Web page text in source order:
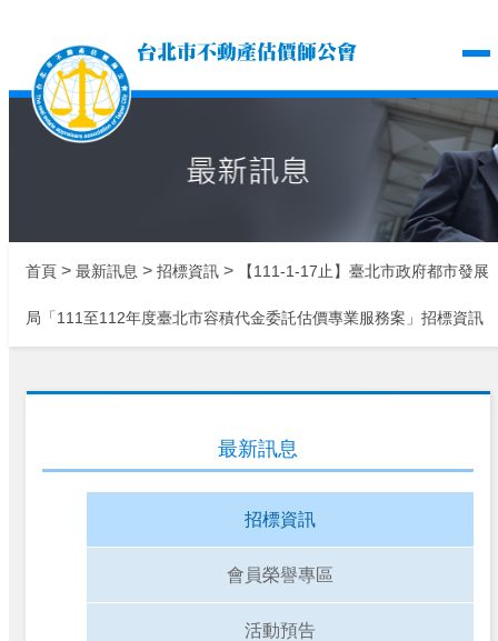
台北市不動產估價師公
首頁 > 最新訊息 > 招標資訊 > 【111-1-17止】臺北市政府都市發展
局「111至112年度臺北市容積代金委託估價專業服務案」招標資訊
最新訊息
招標資訊
會員榮譽專區
活動預告